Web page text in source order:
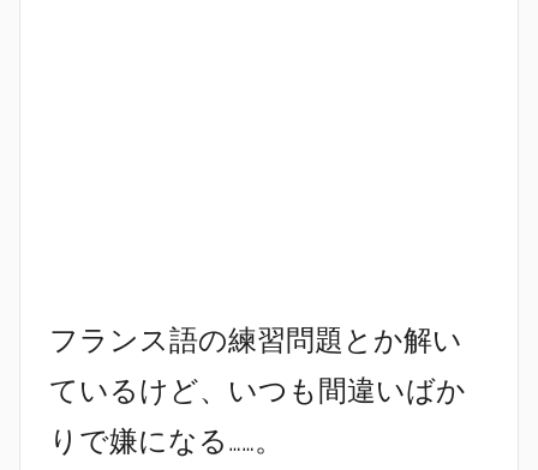
フランス語の練習問題とか解い
ているけど、いつも間違いばか
りで嫌になる……。